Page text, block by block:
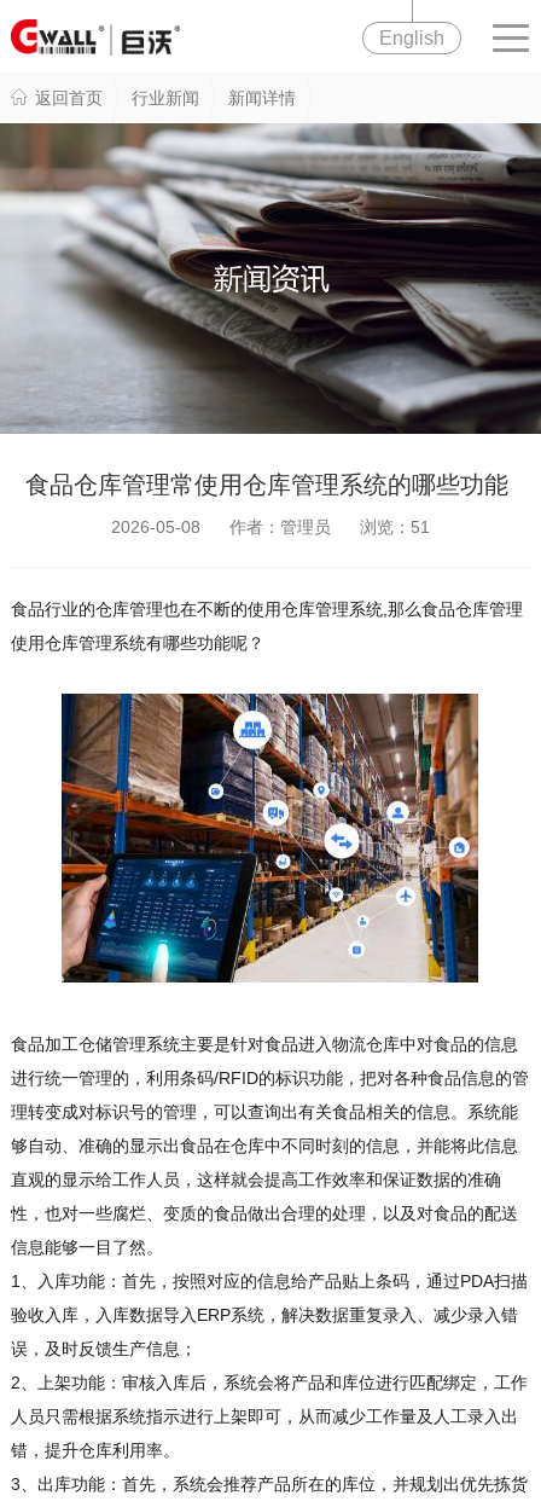
English
返回首页 行业新闻 新闻详情
食品仓库管理常使用仓库管理系统的哪些功能
2026-05-08 作者：管理员 浏览： 51
食品行业的仓库管理也在不断的使用仓库管理系统,那么食品仓库管理
使用仓库管理系统有哪些功能呢？
食品加工仓储管理系统主要是针对食品进入物流仓库中对食品的信息
进行统一管理的，利用条码/RFID的标识功能，把对各种食品信息的管
理转变成对标识号的管理，可以查询出有关食品相关的信息。系统能
够自动、准确的显示出食品在仓库中不同时刻的信息，并能将此信息
直观的显示给工作人员，这样就会提高工作效率和保证数据的准确
性，也对一些腐烂、变质的食品做出合理的处理，以及对食品的配送
信息能够一目了然。
1、入库功能：首先，按照对应的信息给产品贴上条码，通过PDA扫描
验收入库，入库数据导入ERP系统，解决数据重复录入、减少录入错
误，及时反馈生产信息；
2、上架功能：审核入库后，系统会将产品和库位进行匹配绑定，工作
人员只需根据系统指示进行上架即可，从而减少工作量及人工录入出
错，提升仓库利用率。
3、出库功能：首先，系统会推荐产品所在的库位，并规划出优先拣货